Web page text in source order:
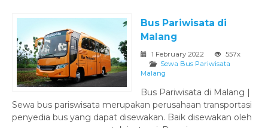
Bus Pariwisata di
Malang
1 February 2022
557x
Sewa Bus Pariwisata
Malang
Bus Pariwisata di Malang |
Sewa bus pariswisata merupakan perusahaan transportasi
penyedia bus yang dapat disewakan. Baik disewakan oleh